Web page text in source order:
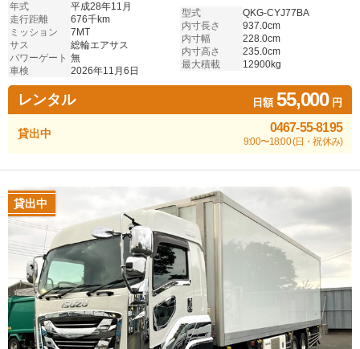
年式
平成28年11月
走行距離
676千km
ミッション
7MT
サス
総輪エアサス
パワーゲート 無
車検
2026年11月6日
型式
QKG-CYJ77BA
内寸長さ
937.0cm
内寸幅
228.0cm
内寸高さ
235.0cm
最大積載
12900kg
レンタル 日額55,000円
貸出中 0467-55-8195
9:00〜18:00 (日・祝休み)
貸出中